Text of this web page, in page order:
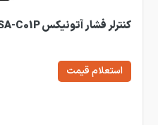
کنترلر فشار آتونیکس PSA-C01P
استعلام قیمت